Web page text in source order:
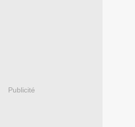
Publicité